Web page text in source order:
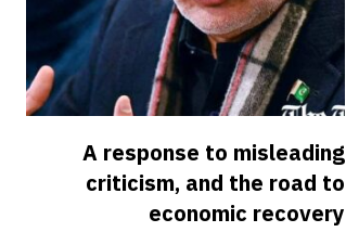
A response to misleading
criticism, and the road to
economic recovery